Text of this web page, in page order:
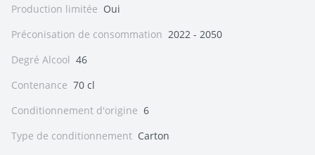
Production limitée Oui
Préconisation de consommation 2022 - 2050
Degré Alcool 46
Contenance 70 cl
Conditionnement d'origine 6
Type de conditionnement Carton